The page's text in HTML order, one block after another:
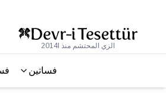
الزي المحتشم منذ 2014l
فساتين